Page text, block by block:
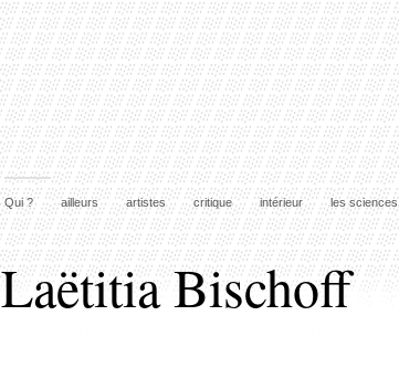
Qui ? ailleurs artistes critique intérieur les sciences
Laëtitia Bischoff